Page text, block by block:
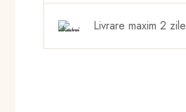
Livrare maxim 2 zile